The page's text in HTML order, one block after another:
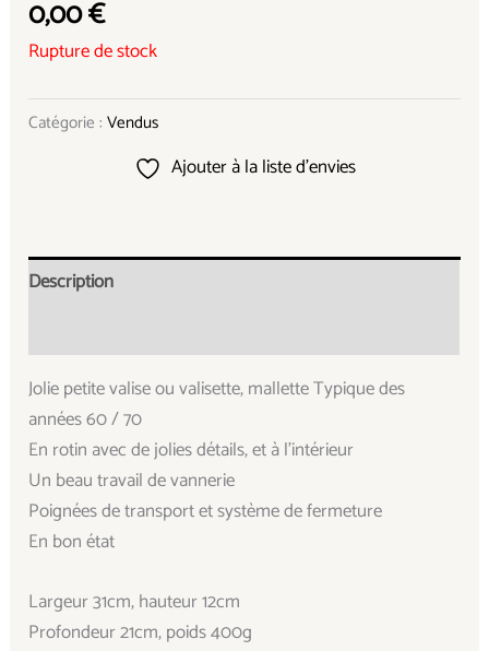
0,00€
Rupture de stock
Catégorie :Vendus
Ajouter à la liste d’envies
Description
Jolie petite valise ou valisette, mallette Typique des
années 60 / 70
En rotin avec de jolies détails, et à l’intérieur
Un beau travail de vannerie
Poignées de transport et système de fermeture
En bon état
Largeur 31cm, hauteur 12cm
Profondeur 21cm, poids 400g